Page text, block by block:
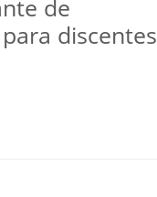
de
discentes